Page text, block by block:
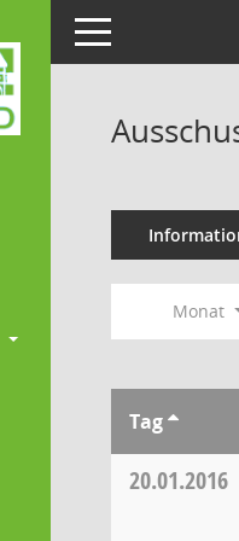
Toggle navigation
Monat
Tag
20.01.2016